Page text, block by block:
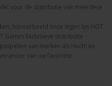
voor de distributie van meerdere
bijvoorbeeld onze eigen lijn HOT
Games Exclusieve distributie
van merken als Huch! en
van uw favoriete